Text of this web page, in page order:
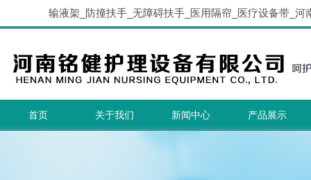
输液架_防撞扶手_无障碍扶手_医用隔帘_医疗设备带_河
首页 关于我们 新闻中心 产品展示